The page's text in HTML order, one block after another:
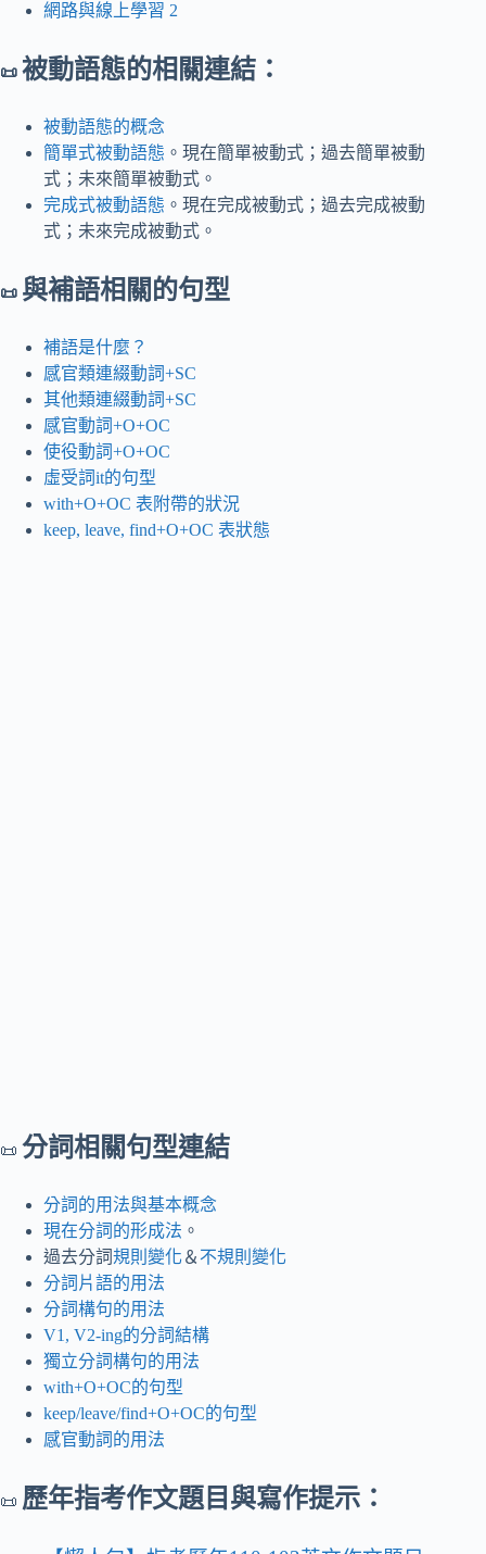
網路與線上學習 2
📜 被動語態的相關連結：
被動語態的概念
簡單式被動語態 。現在簡單被動式；過去簡單被動
式；未來簡單被動式。
完成式被動語態 。現在完成被動式；過去完成被動
式；未來完成被動式。
📜 與補語相關的句型
補語是什麼？
感官類連綴動詞+SC
其他類連綴動詞+SC
感官動詞+O+OC
使役動詞+O+OC
虛受詞it的句型
with+O+OC 表附帶的狀況
keep, leave, find+O+OC 表狀態
📜 分詞相關句型連結
分詞的用法與基本概念
現在分詞的形成法 。
過去分詞規則變化＆ 不規則變化
分詞片語的用法
分詞構句的用法
V1, V2-ing的分詞結構
獨立分詞構句的用法
with+O+OC的句型
keep/leave/find+O+OC的句型
感官動詞的用法
📜 歷年指考作文題目與寫作提示：